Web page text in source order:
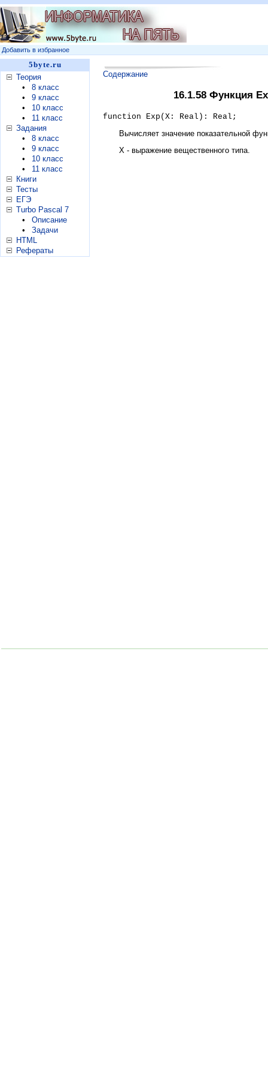
Добавить в избранное
5byte.ru
Теория
•
8 класс
•
9 класс
•
10 класс
•
11 класс
Задания
•
8 класс
•
9 класс
•
10 класс
•
11 класс
Книги
Тесты
ЕГЭ
Turbo Pascal 7
•
Описание
•
Задачи
HTML
Рефераты
Содержание
16.1.58 Функция
function Exp(X: Real): Real;
Вычисляет значение показательной
X - выражение вещественного типа.